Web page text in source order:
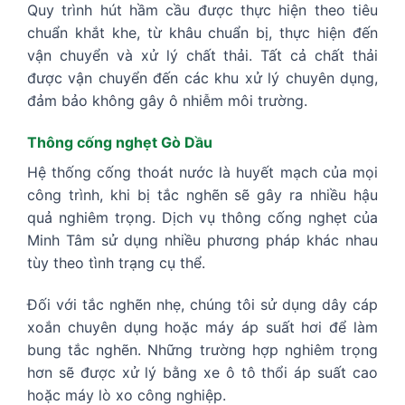
Quy trình hút hầm cầu được thực hiện theo tiêu
chuẩn khắt khe, từ khâu chuẩn bị, thực hiện đến
vận chuyển và xử lý chất thải. Tất cả chất thải
được vận chuyển đến các khu xử lý chuyên dụng,
đảm bảo không gây ô nhiễm môi trường.
Thông cống nghẹt Gò Dầu
Hệ thống cống thoát nước là huyết mạch của mọi
công trình, khi bị tắc nghẽn sẽ gây ra nhiều hậu
quả nghiêm trọng. Dịch vụ thông cống nghẹt của
Minh Tâm sử dụng nhiều phương pháp khác nhau
tùy theo tình trạng cụ thể.
Đối với tắc nghẽn nhẹ, chúng tôi sử dụng dây cáp
xoắn chuyên dụng hoặc máy áp suất hơi để làm
bung tắc nghẽn. Những trường hợp nghiêm trọng
hơn sẽ được xử lý bằng xe ô tô thổi áp suất cao
hoặc máy lò xo công nghiệp.